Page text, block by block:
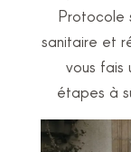
Protocole
sanitaire et
vous fais
étapes à